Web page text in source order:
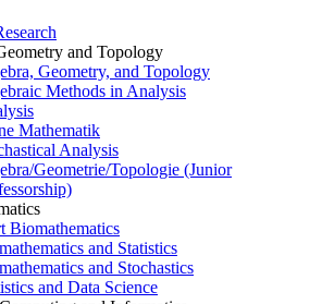
and Topology
Geometry, and Topology
Methods in Analysis
Mathematik
Analysis
Geometrie/Topologie (Junior
Biomathematics
and Statistics
and Stochastics
and Data Science